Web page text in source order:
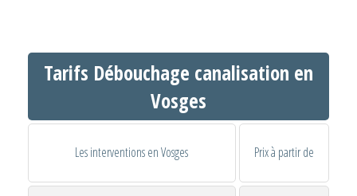
Tarifs Débouchage canalisation en
Vosges
Les interventions en Vosges Prix à partir de